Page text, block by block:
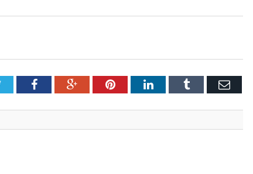
TwitterFacebookGoogle+PinterestLinkedInTumblr Email